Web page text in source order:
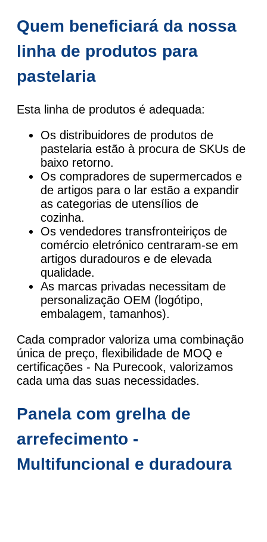
Quem beneficiará da nossa
linha de produtos para
pastelaria
Esta linha de produtos é adequada:
Os distribuidores de produtos de
pastelaria estão à procura de SKUs de
baixo retorno.
Os compradores de supermercados e
de artigos para o lar estão a expandir
as categorias de utensílios de
cozinha.
Os vendedores transfronteiriços de
comércio eletrónico centraram-se em
artigos duradouros e de elevada
qualidade.
As marcas privadas necessitam de
personalização OEM (logótipo,
embalagem, tamanhos).
Cada comprador valoriza uma combinação
única de preço, flexibilidade de MOQ e
certificações - Na Purecook, valorizamos
cada uma das suas necessidades.
Panela com grelha de
arrefecimento -
Multifuncional e duradoura